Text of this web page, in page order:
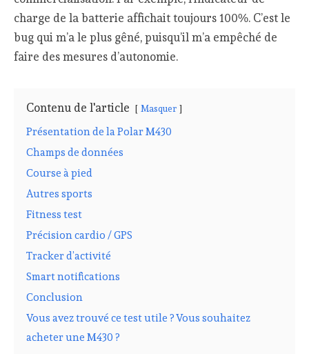
charge de la batterie affichait toujours 100%. C’est le
bug qui m’a le plus gêné, puisqu’il m’a empêché de
faire des mesures d’autonomie.
Contenu de l'article Masquer
Présentation de la Polar M430
Champs de données
Course à pied
Autres sports
Fitness test
Précision cardio / GPS
Tracker d’activité
Smart notifications
Conclusion
Vous avez trouvé ce test utile ? Vous souhaitez
acheter une M430 ?